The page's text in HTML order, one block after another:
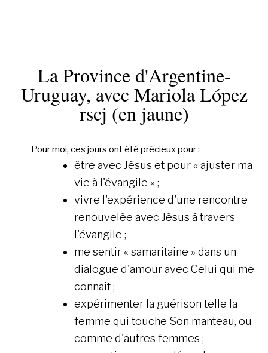
La Province d'Argentine-
Uruguay, avec Mariola López
rscj (en jaune)
Pour moi, ces jours ont été précieux pour :
être avec Jésus et pour « ajuster ma
vie à l'évangile » ;
vivre l'expérience d'une rencontre
renouvelée avec Jésus à travers
l'évangile ;
me sentir « samaritaine » dans un
dialogue d'amour avec Celui qui me
connaît ;
expérimenter la guérison telle la
femme qui touche Son manteau, ou
comme d'autres femmes ;